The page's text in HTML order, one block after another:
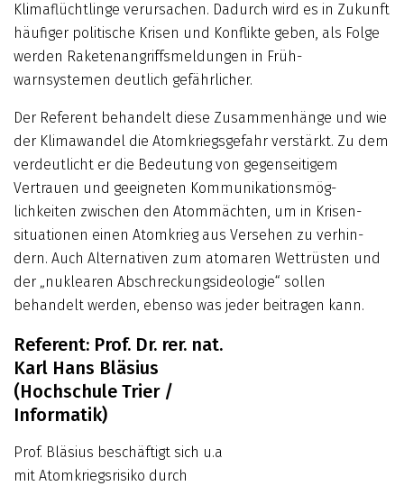
Klimaflüchtlinge verursachen. Dadurch wird es in Zukunft
häufiger politische Krisen und Konflikte geben, als Folge
werden Raketen­angriffs­meldungen in Früh­
warnsystemen deutlich gefährlicher.
Der Referent behandelt diese Zusammenhänge und wie
der Klimawandel die Atomkriegsgefahr verstärkt. Zu ­dem
verdeutlicht er die Bedeutung von gegenseitigem
Vertrauen und geeig­neten Kommuni­kations­mög­
lichkeiten zwischen den Atommächten, um in Krisen­
situationen einen Atomkrieg aus Ver­sehen zu ver­hin­
dern. Auch Alter­nativen zum atomaren Wettrüsten und
der „nuklearen Abschreckungsideologie“ sollen
behandelt werden, ebenso was jeder beitragen kann.
Referent: Prof. Dr. rer. nat.
Karl Hans Bläsius
(Hochschule Trier /
Informatik)
Prof. Bläsius beschäftigt sich u.a
mit Atomkriegsrisiko durch